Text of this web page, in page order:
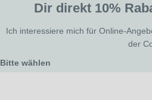
Dir direkt 10%
Ich interessiere mich für Online-
der
Bitte wählen